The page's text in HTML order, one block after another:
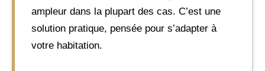
ampleur dans la plupart des cas. C’est une
solution pratique, pensée pour s’adapter à
votre habitation.